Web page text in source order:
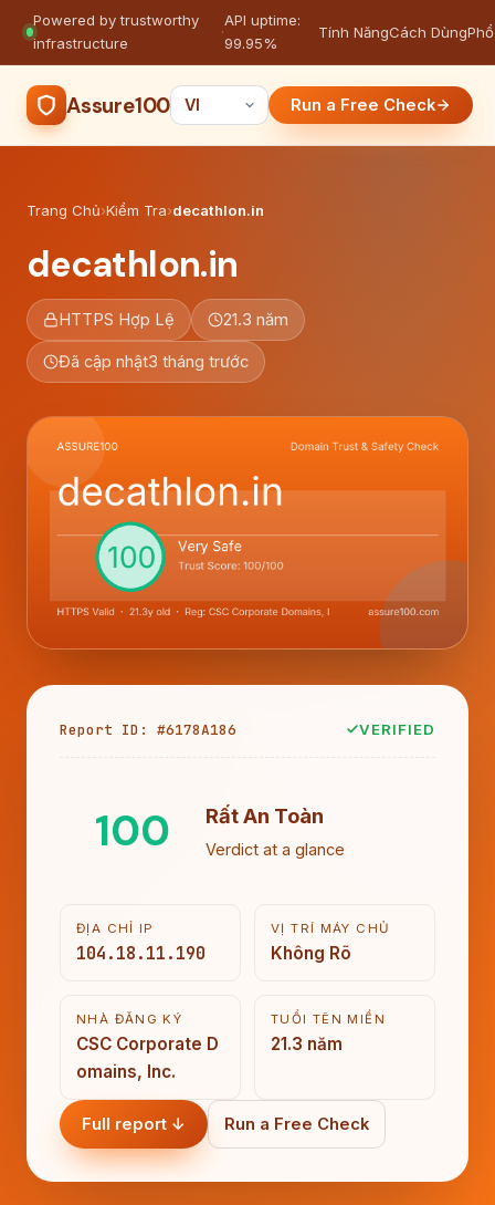
Powered by trustworthy
infrastructure
·
API uptime:
99.95%
Tính NăngCách Dùng
Assure100 Run a Free Check
Trang Chủ›Kiểm Tra›decathlon.in
decathlon.in
HTTPS Hợp Lệ 21.3 năm
Đã cập nhật3 tháng trước
Report ID: #6178A186 VERIFIED
100 Rất An Toàn
Verdict at a glance
ĐỊA CHỈ IP
104.18.11.190
VỊ TRÍ MÁY CHỦ
Không Rõ
NHÀ ĐĂNG KÝ
CSC Corporate D
omains, Inc.
TUỔI TÊN MIỀN
21.3 năm
Full report ↓ Run a Free Check